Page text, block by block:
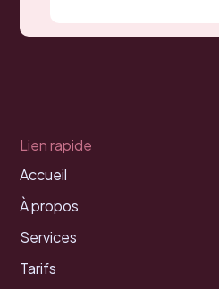
Lien rapide
Accueil
À propos
Services
Tarifs